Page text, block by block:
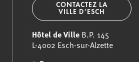
CONTACTEZ LA
VILLE D’ESCH
Hôtel de Ville B.P. 145
L-4002 Esch-sur-Alzette